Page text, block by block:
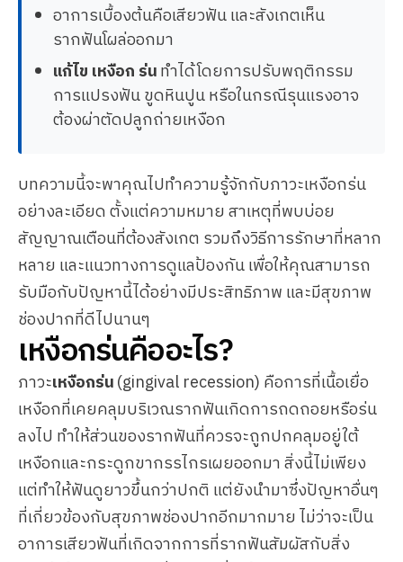
อาการเบื้องต้นคือเสียวฟัน และสังเกตเห็น
รากฟันโผล่ออกมา
แก้ไข เหงือก ร่นทำได้โดยการปรับพฤติกรรม
การแปรงฟัน ขูดหินปูน หรือในกรณีรุนแรงอาจ
ต้องผ่าตัดปลูกถ่ายเหงือก
บทความนี้จะพาคุณไปทำความรู้จักกับภาวะเหงือกร่น
อย่างละเอียด ตั้งแต่ความหมาย สาเหตุที่พบบ่อย
สัญญาณเตือนที่ต้องสังเกต รวมถึงวิธีการรักษาที่หลาก
หลาย และแนวทางการดูแลป้องกัน เพื่อให้คุณสามารถ
รับมือกับปัญหานี้ได้อย่างมีประสิทธิภาพ และมีสุขภาพ
ช่องปากที่ดีไปนานๆ
เหงือกร่นคืออะไร?
ภาวะเหงือกร่น(gingival recession) คือการที่เนื้อเยื่อ
เหงือกที่เคยคลุมบริเวณรากฟันเกิดการถดถอยหรือร่น
ลงไป ทำให้ส่วนของรากฟันที่ควรจะถูกปกคลุมอยู่ใต้
เหงือกและกระดูกขากรรไกรเผยออกมา สิ่งนี้ไม่เพียง
แต่ทำให้ฟันดูยาวขึ้นกว่าปกติ แต่ยังนำมาซึ่งปัญหาอื่นๆ
ที่เกี่ยวข้องกับสุขภาพช่องปากอีกมากมาย ไม่ว่าจะเป็น
อาการเสียวฟันที่เกิดจากการที่รากฟันสัมผัสกับสิ่ง